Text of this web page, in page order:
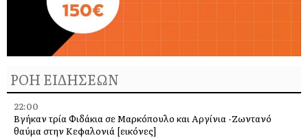
ΡΟΗ ΕΙΔΗΣΕΩΝ
22:00
Βγήκαν τρία Φιδάκια σε Μαρκόπουλο και Αργίνια -Ζωντανό
θαύμα στην Κεφαλονιά [εικόνες]